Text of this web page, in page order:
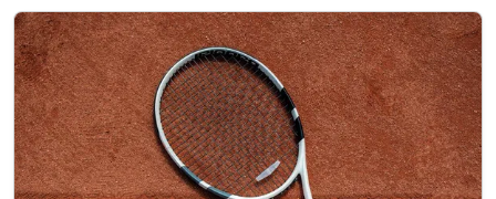
inkl. GenussCard - der Mehrwert für Ihren Urlaub!*
inkl. Parkplatz & W-LAN Nutzung